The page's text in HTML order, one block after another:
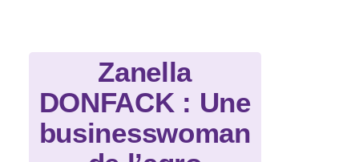
Zanella
DONFACK : Une
businesswoman